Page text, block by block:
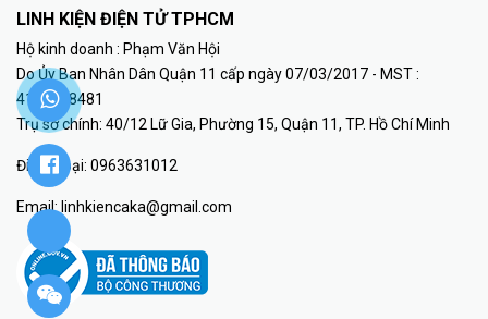
LINH KIỆN ĐIỆN TỬ TPHCM
Hộ kinh doanh : Phạm Văn Hội
Do Ủy Ban Nhân Dân Quận 11 cấp ngày 07/03/2017 - MST :
41K8018481
Trụ sở chính: 40/12 Lữ Gia, Phường 15, Quận 11, TP. Hồ Chí Minh
Điện thoại: 0963631012
Email: linhkiencaka@gmail.com